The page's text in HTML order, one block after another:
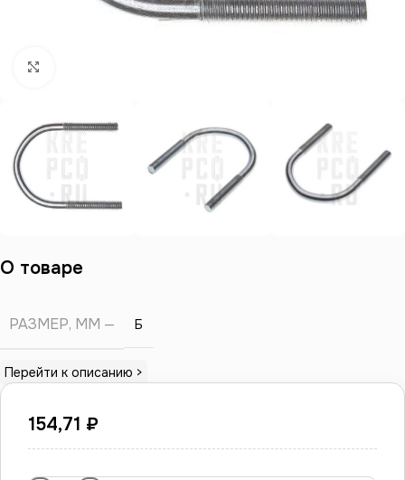
154,71 ₽
О товаре
РАЗМЕР, ММ Б
Перейти к описанию >